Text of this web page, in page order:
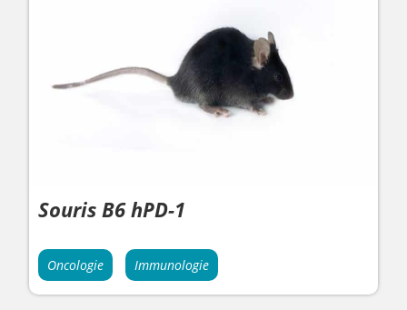
Souris B6 hPD-1
Oncologie Immunologie